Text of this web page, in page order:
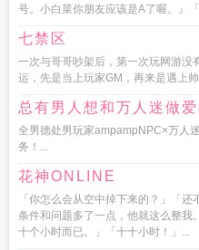
号。小白菜你朋友应该是A了喔。』
七禁区
一次与哥哥吵架后，第一次玩网游
运，先是当上玩家GM，再来是遇上
总有男人想和万人迷做
全男德处男玩家ampampNPC×万人
务！...
花神ONLINE
「你怎么会从空中掉下来的？」「
条件和问题多了一点，他就这么整我
十个小时而已。」「十十小时！」...